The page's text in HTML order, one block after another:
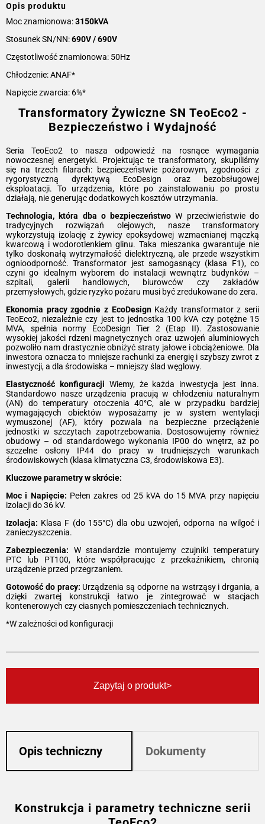
Opis produktu
Moc znamionowa:3150kVA
Stosunek SN/NN:690V / 690V
Częstotliwość znamionowa: 50Hz
Chłodzenie: ANAF*
Napięcie zwarcia: 6%*
Transformatory Żywiczne SN TeoEco2 -
Bezpieczeństwo i Wydajność
Seria TeoEco2 to nasza odpowiedź na rosnące wymagania
nowoczesnej energetyki. Projektując te transformatory, skupiliśmy
się na trzech filarach: bezpieczeństwie pożarowym, zgodności z
rygorystyczną dyrektywą EcoDesign oraz bezobsługowej
eksploatacji. To urządzenia, które po zainstalowaniu po prostu
działają, nie generując dodatkowych kosztów utrzymania.
Technologia, która dba o bezpieczeństwo W przeciwieństwie do
tradycyjnych rozwiązań olejowych, nasze transformatory
wykorzystują izolację z żywicy epoksydowej wzmacnianej mączką
kwarcową i wodorotlenkiem glinu. Taka mieszanka gwarantuje nie
tylko doskonałą wytrzymałość dielektryczną, ale przede wszystkim
ognioodporność. Transformator jest samogasnący (klasa F1), co
czyni go idealnym wyborem do instalacji wewnątrz budynków –
szpitali, galerii handlowych, biurowców czy zakładów
przemysłowych, gdzie ryzyko pożaru musi być zredukowane do zera.
Ekonomia pracy zgodnie z EcoDesignKażdy transformator z serii
TeoEco2, niezależnie czy jest to jednostka 100 kVA czy potężne 15
MVA, spełnia normy EcoDesign Tier 2 (Etap II). Zastosowanie
wysokiej jakości rdzeni magnetycznych oraz uzwojeń aluminiowych
pozwoliło nam drastycznie obniżyć straty jałowe i obciążeniowe. Dla
inwestora oznacza to mniejsze rachunki za energię i szybszy zwrot z
inwestycji, a dla środowiska – mniejszy ślad węglowy.
Elastyczność konfiguracji Wiemy, że każda inwestycja jest inna.
Standardowo nasze urządzenia pracują w chłodzeniu naturalnym
(AN) do temperatury otoczenia 40°C, ale w przypadku bardziej
wymagających obiektów wyposażamy je w system wentylacji
wymuszonej (AF), który pozwala na bezpieczne przeciążenie
jednostki w szczytach zapotrzebowania. Dostosowujemy również
obudowy – od standardowego wykonania IP00 do wnętrz, aż po
szczelne osłony IP44 do pracy w trudniejszych warunkach
środowiskowych (klasa klimatyczna C3, środowiskowa E3).
Kluczowe parametry w skrócie:
Moc i Napięcie: Pełen zakres od 25 kVA do 15 MVA przy napięciu
izolacji do 36 kV.
Izolacja: Klasa F (do 155°C) dla obu uzwojeń, odporna na wilgoć i
zanieczyszczenia.
Zabezpieczenia: W standardzie montujemy czujniki temperatury
PTC lub PT100, które współpracując z przekaźnikiem, chronią
urządzenie przed przegrzaniem.
Gotowość do pracy: Urządzenia są odporne na wstrząsy i drgania, a
dzięki zwartej konstrukcji łatwo je zintegrować w stacjach
kontenerowych czy ciasnych pomieszczeniach technicznych.
*W zależności od konfiguracji
Zapytaj o produkt
Opis techniczny Dokumenty
Konstrukcja i parametry techniczne serii